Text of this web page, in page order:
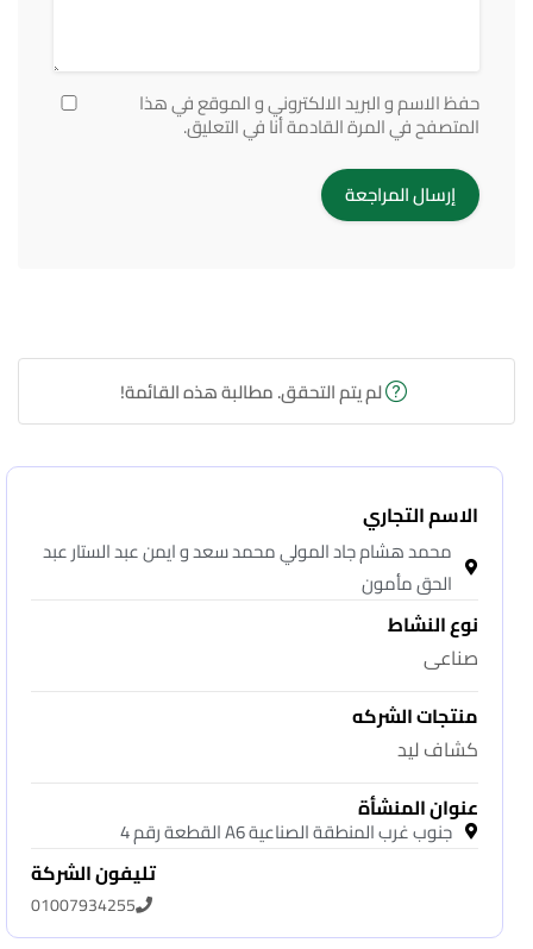
حفظ الاسم و البريد الالكتروني و الموقع في هذا
المتصفح في المرة القادمة أنا في التعليق.
لم يتم التحقق. مطالبة هذه القائمة!
الاسم التجاري
محمد هشام جاد المولي محمد سعد و ايمن عبد الستار عبد
الحق مأمون
نوع النشاط
صناعى
منتجات الشركه
كشاف ليد
عنوان المنشأة
جنوب غرب المنطقة الصناعية A6 القطعة رقم 4
تليفون الشركة
01007934255